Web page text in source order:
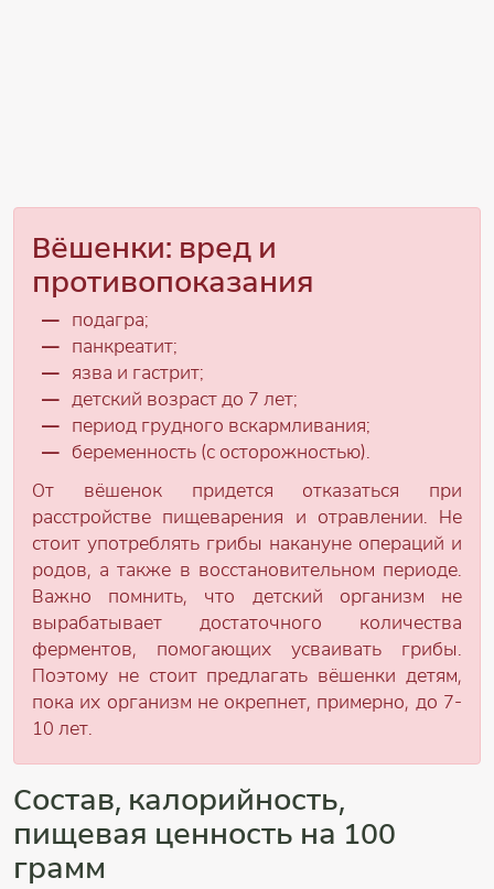
Вёшенки: вред и
противопоказания
подагра;
панкреатит;
язва и гастрит;
детский возраст до 7 лет;
период грудного вскармливания;
беременность (с осторожностью).
От вёшенок придется отказаться при
расстройстве пищеварения и отравлении. Не
стоит употреблять грибы накануне операций и
родов, а также в восстановительном периоде.
Важно помнить, что детский организм не
вырабатывает достаточного количества
ферментов, помогающих усваивать грибы.
Поэтому не стоит предлагать вёшенки детям,
пока их организм не окрепнет, примерно, до 7-
10 лет.
Состав, калорийность,
пищевая ценность на 100
грамм